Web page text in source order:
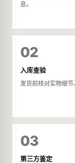
息。
02
入库查验
发货前核对实物细节
03
第三方鉴定